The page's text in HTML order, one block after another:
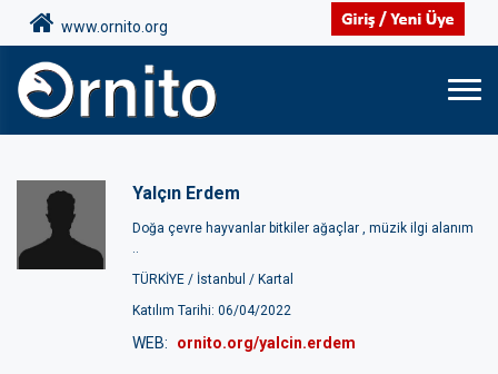
www.ornito.org
Yalçın Erdem
Doğa çevre hayvanlar bitkiler ağaçlar , müzik ilgi alanım
..
TÜRKİYE / İstanbul / Kartal
Katılım Tarihi: 06/04/2022
WEB: ornito.org/yalcin.erdem